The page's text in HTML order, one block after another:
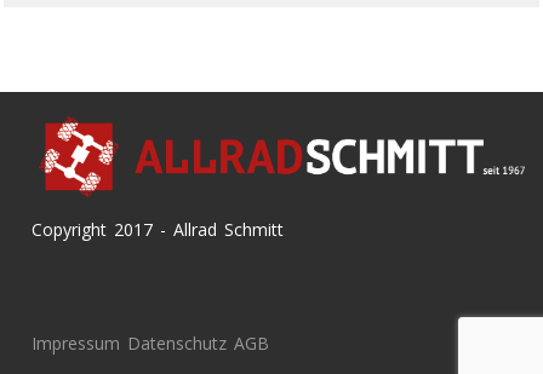
Copyright 2017 - Allrad Schmitt
Impressum Datenschutz AGB